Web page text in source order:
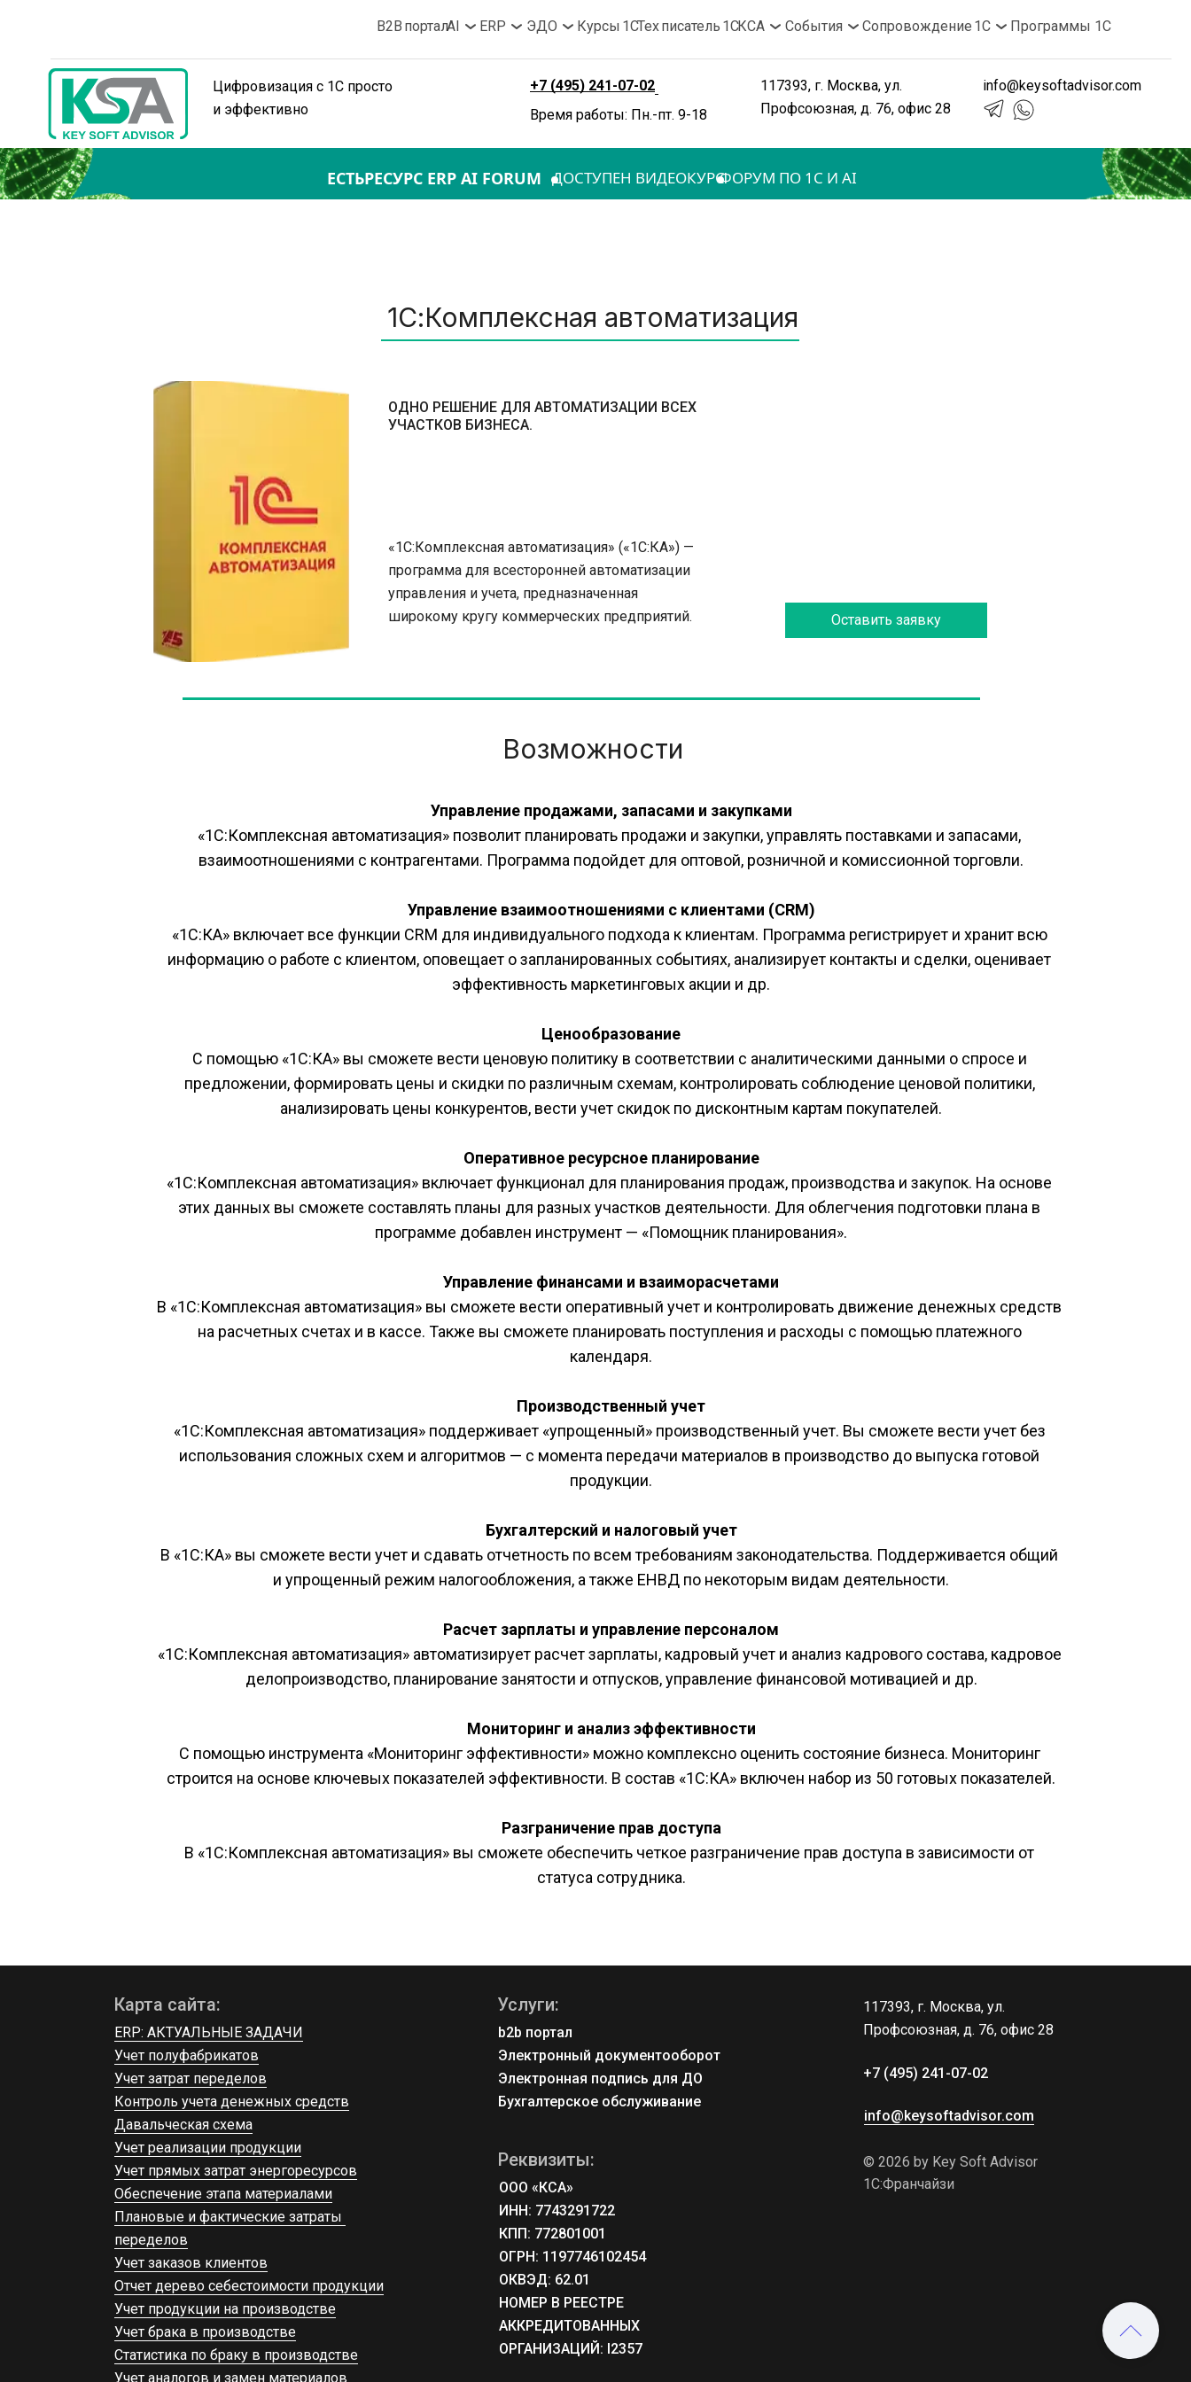
B2B порталAI ERP ЭДО Курсы 1СТех писатель 1СКСА События Сопровождение 1С Программы 1С
info@keysoftadvisor.com
117393, г. Москва, ул.
Профсоюзная, д. 76, офис 28
Время работы: Пн.-пт. 9-18
+7 (495) 241-07-02
Цифровизация с 1С просто
и эффективно
ЕСТЬРЕСУРС ERP AI FORUM ФОРУМ ПО 1С И AI
ДОСТУПЕН ВИДЕОКУРС
1С:Комплексная автоматизация
ОДНО РЕШЕНИЕ ДЛЯ АВТОМАТИЗАЦИИ ВСЕХ
УЧАСТКОВ БИЗНЕСА.
«1С:Комплексная автоматизация» («1С:КА») —
программа для всесторонней автоматизации
управления и учета, предназначенная
широкому кругу коммерческих предприятий.
Оставить заявку
Возможности
Управление продажами, запасами и закупками
«1С:Комплексная автоматизация» позволит планировать продажи и закупки, управлять поставками и запасами,
взаимоотношениями с контрагентами. Программа подойдет для оптовой, розничной и комиссионной торговли.​
Управление взаимоотношениями с клиентами (CRM)
«1С:КА» включает все функции CRM для индивидуального подхода к клиентам. Программа регистрирует и хранит всю
информацию о работе с клиентом, оповещает о запланированных событиях, анализирует контакты и сделки, оценивает
эффективность маркетинговых акции и др.​
Ценообразование
С помощью «1С:КА» вы сможете вести ценовую политику в соответствии с аналитическими данными о спросе и
предложении, формировать цены и скидки по различным схемам, контролировать соблюдение ценовой политики,
анализировать цены конкурентов, вести учет скидок по дисконтным картам покупателей.​
Оперативное ресурсное планирование
«1С:Комплексная автоматизация» включает функционал для планирования продаж, производства и закупок. На основе
этих данных вы сможете составлять планы для разных участков деятельности. Для облегчения подготовки плана в
программе добавлен инструмент — «Помощник планирования».​
Управление финансами и взаиморасчетами
В «1С:Комплексная автоматизация» вы сможете вести оперативный учет и контролировать движение денежных средств
на расчетных счетах и в кассе. Также вы сможете планировать поступления и расходы с помощью платежного
календаря.​
Производственный учет
«1С:Комплексная автоматизация» поддерживает «упрощенный» производственный учет. Вы сможете вести учет без
использования сложных схем и алгоритмов — с момента передачи материалов в производство до выпуска готовой
продукции.
​Бухгалтерский и налоговый учет
В «1С:КА» вы сможете вести учет и сдавать отчетность по всем требованиям законодательства. Поддерживается общий
и упрощенный режим налогообложения, а также ЕНВД по некоторым видам деятельности.​
Расчет зарплаты и управление персоналом
«1С:Комплексная автоматизация» автоматизирует расчет зарплаты, кадровый учет и анализ кадрового состава, кадровое
делопроизводство, планирование занятости и отпусков, управление финансовой мотивацией и др.​
Мониторинг и анализ эффективности
С помощью инструмента «Мониторинг эффективности» можно комплексно оценить состояние бизнеса. Мониторинг
строится на основе ключевых показателей эффективности. В состав «1С:КА» включен набор из 50 готовых показателей.​
Разграничение прав доступа
В «1С:Комплексная автоматизация» вы сможете обеспечить четкое разграничение прав доступа в зависимости от
статуса сотрудника.
Карта сайта: Услуги:
© 2026 by Key Soft Advisor
1С:Франчайзи
ERP: АКТУАЛЬНЫЕ ЗАДАЧИ
Учет полуфабрикатов
Учет затрат переделов
Контроль учета денежных средств
Давальческая схема
Учет реализации продукции
Учет прямых затрат энергоресурсов
Обеспечение этапа материалами
Плановые и фактические затраты
переделов
Учет заказов клиентов
Отчет дерево себестоимости продукции
Учет продукции на производстве
Учет брака в производстве
Статистика по браку в производстве
Учет аналогов и замен материалов
b2b портал
Электронный документооборот
Электронная подпись для ДО
Бухгалтерское обслуживание
+7 (495) 241-07-02
info@keysoftadvisor.com
117393, г. Москва, ул.
Профсоюзная, д. 76, офис 28
Реквизиты:
ООО «КСА»
ИНН: 7743291722
КПП: 772801001
ОГРН: 1197746102454
ОКВЭД: 62.01
НОМЕР В РЕЕСТРЕ
АККРЕДИТОВАННЫХ
ОРГАНИЗАЦИЙ: l2357